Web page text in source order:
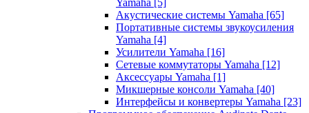
Yamaha [5]
Акустические системы Yamaha [65]
Портативные системы звукоусиления
Yamaha [4]
Усилители Yamaha [16]
Сетевые коммутаторы Yamaha [12]
Аксессуары Yamaha [1]
Микшерные консоли Yamaha [40]
Интерфейсы и конвертеры Yamaha [23]